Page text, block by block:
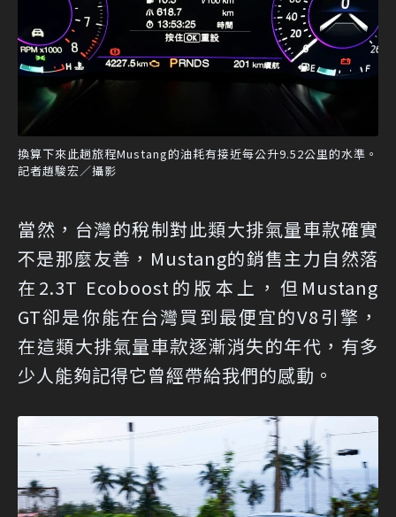
換算下來此趟旅程Mustang的油耗有接近每公升9.52公里的水準。
記者趙駿宏／攝影
當然，台灣的稅制對此類大排氣量車款確實
不是那麼友善，Mustang的銷售主力自然落
在2.3T Ecoboost的版本上，但Mustang
GT卻是你能在台灣買到最便宜的V8引擎，
在這類大排氣量車款逐漸消失的年代，有多
少人能夠記得它曾經帶給我們的感動。